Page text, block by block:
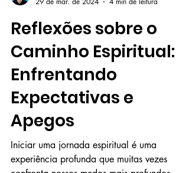
Gabriel Menezes
29 de mar. de 2024
4 min de leitura
Reflexões sobre o
Caminho Espiritual:
Enfrentando
Expectativas e